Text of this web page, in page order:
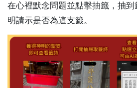
在心裡默念問題並點擊抽籤，抽
明請示是否為這支籤。